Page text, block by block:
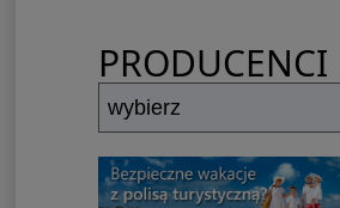
PRODUCENCI